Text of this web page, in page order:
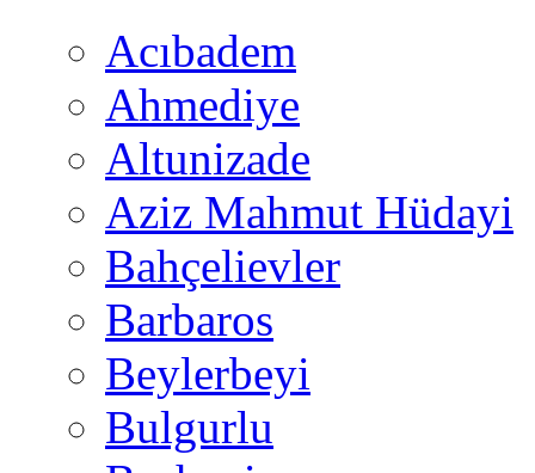
Acıbadem
Ahmediye
Altunizade
Aziz Mahmut Hüdayi
Bahçelievler
Barbaros
Beylerbeyi
Bulgurlu